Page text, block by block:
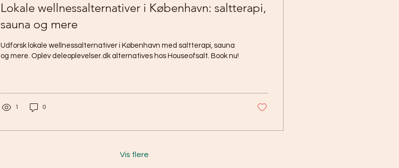
Lokale wellnessalternativer i København: saltterapi,
sauna og mere
Udforsk lokale wellnessalternativer i København med saltterapi, sauna
og mere. Oplev deleoplevelser.dk alternatives hos Houseofsalt. Book nu!
1 0
Vis flere